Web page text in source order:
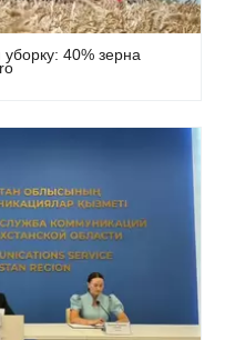
40% зерна